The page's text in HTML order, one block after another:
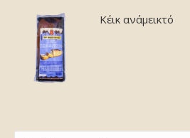
Κέικ ανάμεικτό